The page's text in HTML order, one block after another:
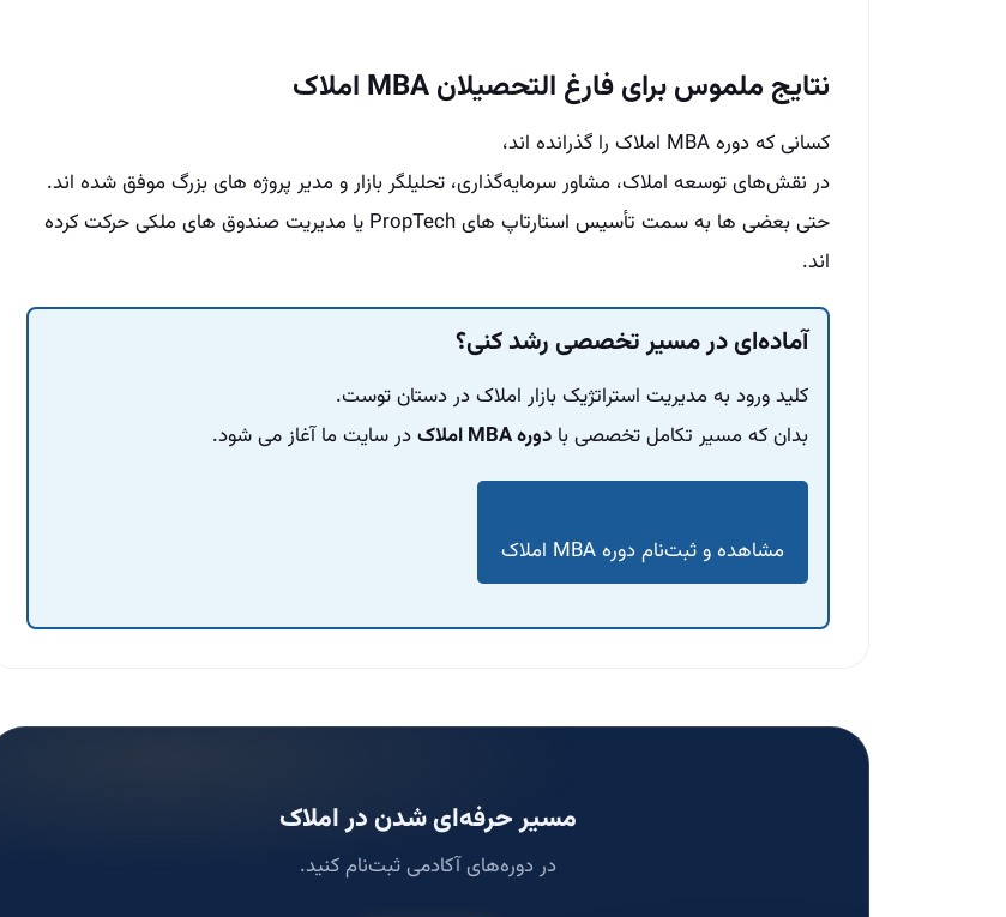
نتایج ملموس برای فارغ‌ التحصیلان MBA املاک
کسانی که دوره MBA املاک را گذرانده‌ اند،
در نقش‌های توسعه املاک، مشاور سرمایه‌گذاری، تحلیلگر بازار و مدیر پروژه‌ های بزرگ موفق شده‌ اند.
حتی بعضی‌ ها به سمت تأسیس استارتاپ‌ های PropTech یا مدیریت صندوق‌ های ملکی حرکت کرده‌
اند.
آماده‌ای در مسیر تخصصی رشد کنی؟
کلید ورود به مدیریت استراتژیک بازار املاک در دستان توست.
بدان که مسیر تکامل تخصصی با دوره MBA املاک در سایت ما آغاز می‌ شود.
مشاهده و ثبت‌نام دوره MBA املاک
مسیر حرفه‌ای شدن در املاک
در دوره‌های آکادمی ثبت‌نام کنید.